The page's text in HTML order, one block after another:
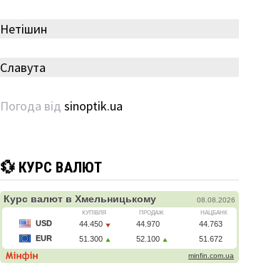
Нетішин
Славута
Погода від sinoptik.ua
💱 КУРС ВАЛЮТ